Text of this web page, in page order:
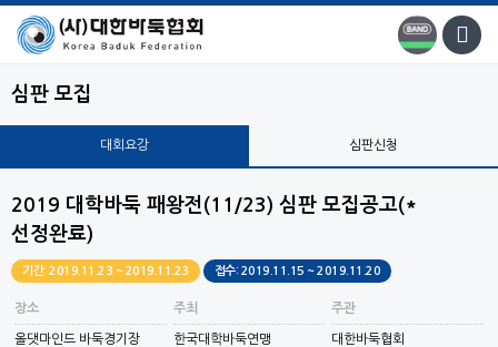
심판 모집
대회요강 심판신청
2019 대학바둑 패왕전(11/23) 심판 모집공고(*
선정완료)
기간: 2019.11.23 ~ 2019.11.23 접수: 2019.11.15 ~ 2019.11.20
장소
올댓마인드 바둑경기장
주최
한국대학바둑연맹
주관
대한바둑협회